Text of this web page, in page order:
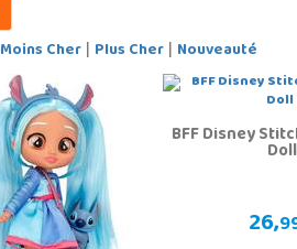
Moins Cher| Plus Cher| Nouveauté
BFF Disney Doll
26,